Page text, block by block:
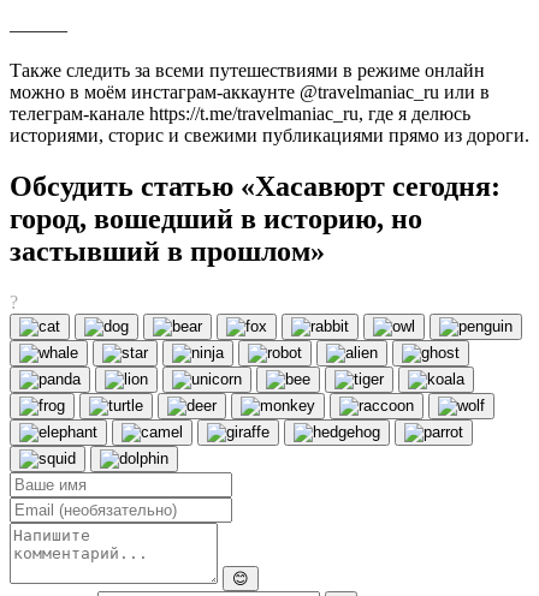
———
Также следить за всеми путешествиями в режиме онлайн
можно в моём инстаграм-аккаунте @travelmaniac_ru или в
телеграм-канале https://t.me/travelmaniac_ru, где я делюсь
историями, сторис и свежими публикациями прямо из дороги.
Обсудить статью «Хасавюрт сегодня:
город, вошедший в историю, но
застывший в прошлом»
?
😊